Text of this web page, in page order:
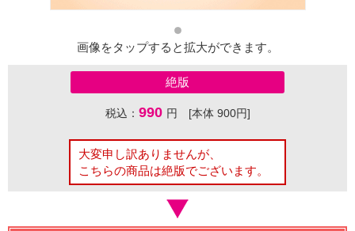
画像をタップすると拡大ができます。
絶版
税込： 990 円 [本体 900円]
大変申し訳ありませんが、
こちらの商品は絶版でございます。